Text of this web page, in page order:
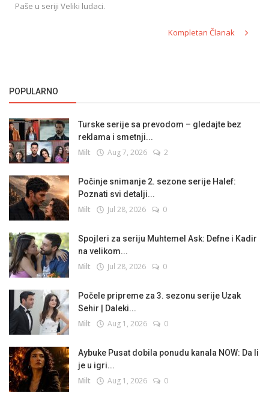
Paše u seriji Veliki ludaci.
Kompletan Članak
POPULARNO
Turske serije sa prevodom – gledajte bez
reklama i smetnji...
Milt Aug 7, 2026 2
Počinje snimanje 2. sezone serije Halef:
Poznati svi detalji...
Milt Jul 28, 2026 0
Spojleri za seriju Muhtemel Ask: Defne i Kadir
na velikom...
Milt Jul 28, 2026 0
Počele pripreme za 3. sezonu serije Uzak
Sehir | Daleki...
Milt Aug 1, 2026 0
Aybuke Pusat dobila ponudu kanala NOW: Da li
je u igri...
Milt Aug 1, 2026 0